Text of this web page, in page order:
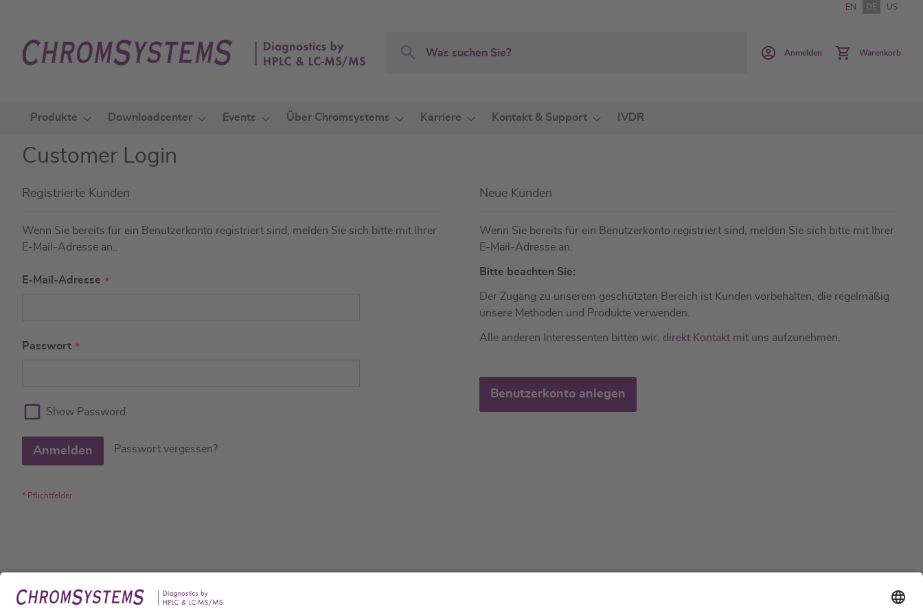
springen
EN DE US
Search
Anmelden Warenkorb
Produkte Downloadcenter Events Über Chromsystems Karriere Kontakt & Support IVDR
Customer Login
Registrierte Kunden
Wenn Sie bereits für ein Benutzerkonto registriert sind, melden Sie sich bitte mit Ihrer
E-Mail-Adresse an..
E-Mail-Adresse
Passwort
Show Password
Anmelden Passwort vergessen?
Neue Kunden
Wenn Sie bereits für ein Benutzerkonto registriert sind, melden Sie sich bitte mit Ihrer
E-Mail-Adresse an.
Bitte beachten Sie:
Der Zugang zu unserem geschützten Bereich ist Kunden vorbehalten, die regelmäßig
unsere Methoden und Produkte verwenden.
Alle anderen Interessenten bitten wir, direkt Kontaktmit uns aufzunehmen.
Benutzerkonto anlegen